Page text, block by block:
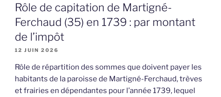
Rôle de capitation de Martigné-
Ferchaud (35) en 1739 : par montant
de l’impôt
12 JUIN 2026
Rôle de répartition des sommes que doivent payer les
habitants de la paroisse de Martigné-Ferchaud, trèves
et frairies en dépendantes pour l’année 1739, lequel